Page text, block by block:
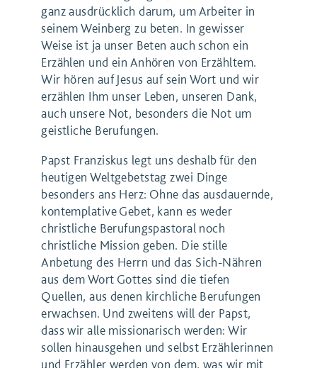
ganz ausdrücklich darum, um Arbeiter in
seinem Weinberg zu beten. In gewisser
Weise ist ja unser Beten auch schon ein
Erzählen und ein Anhören von Erzähltem.
Wir hören auf Jesus auf sein Wort und wir
erzählen Ihm unser Leben, unseren Dank,
auch unsere Not, besonders die Not um
geistliche Berufungen.
Papst Franziskus legt uns deshalb für den
heutigen Weltgebetstag zwei Dinge
besonders ans Herz: Ohne das ausdauernde,
kontemplative Gebet, kann es weder
christliche Berufungspastoral noch
christliche Mission geben. Die stille
Anbetung des Herrn und das Sich-Nähren
aus dem Wort Gottes sind die tiefen
Quellen, aus denen kirchliche Berufungen
erwachsen. Und zweitens will der Papst,
dass wir alle missionarisch werden: Wir
sollen hinausgehen und selbst Erzählerinnen
und Erzähler werden von dem, was wir mit